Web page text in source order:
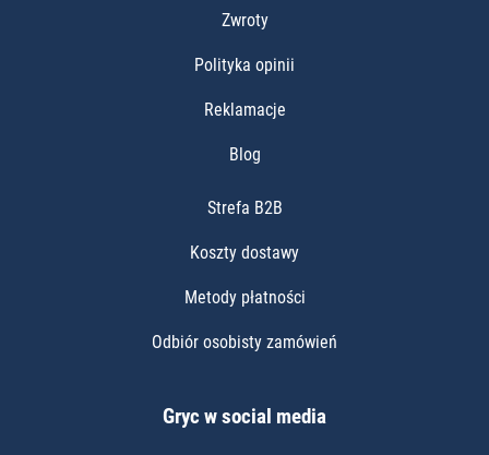
Zwroty
Polityka opinii
Reklamacje
Blog
Strefa B2B
Koszty dostawy
Metody płatności
Odbiór osobisty zamówień
Gryc w social media